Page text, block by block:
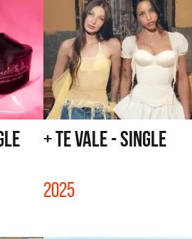
+ TE VALE - SINGLE
2025